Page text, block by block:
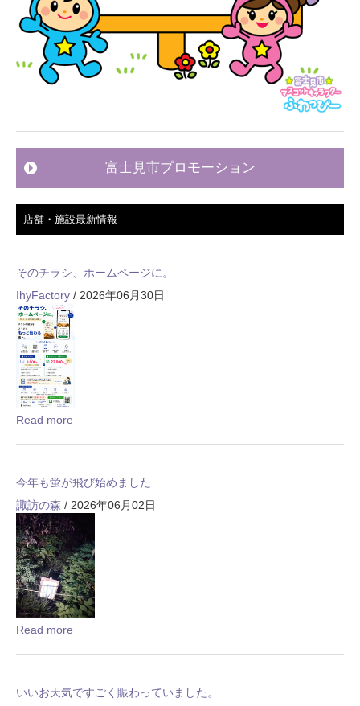
富士見市プロモーション
店舗・施設最新情報
そのチラシ、ホームページに。
IhyFactory / 2026年06月30日
Read more
今年も蛍が飛び始めました
諏訪の森 / 2026年06月02日
Read more
いいお天気ですごく賑わっていました。